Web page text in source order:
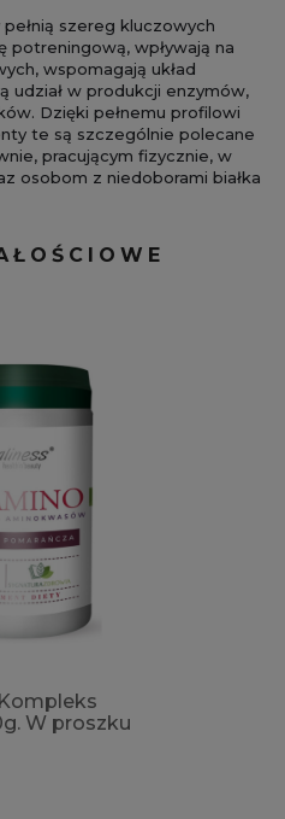
szereg kluczowych
potreningową, wpływają na
wspomagają układ
udział w produkcji enzymów,
Dzięki pełnemu profilowi
te są szczególnie polecane
pracującym fizycznie, w
osobom z niedoborami białka
W proszku